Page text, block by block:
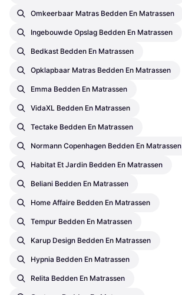
Omkeerbaar Matras Bedden En Matrassen
Ingebouwde Opslag Bedden En Matrassen
Bedkast Bedden En Matrassen
Opklapbaar Matras Bedden En Matrassen
Emma Bedden En Matrassen
VidaXL Bedden En Matrassen
Tectake Bedden En Matrassen
Normann Copenhagen Bedden En Matrassen
Habitat Et Jardin Bedden En Matrassen
Beliani Bedden En Matrassen
Home Affaire Bedden En Matrassen
Tempur Bedden En Matrassen
Karup Design Bedden En Matrassen
Hypnia Bedden En Matrassen
Relita Bedden En Matrassen